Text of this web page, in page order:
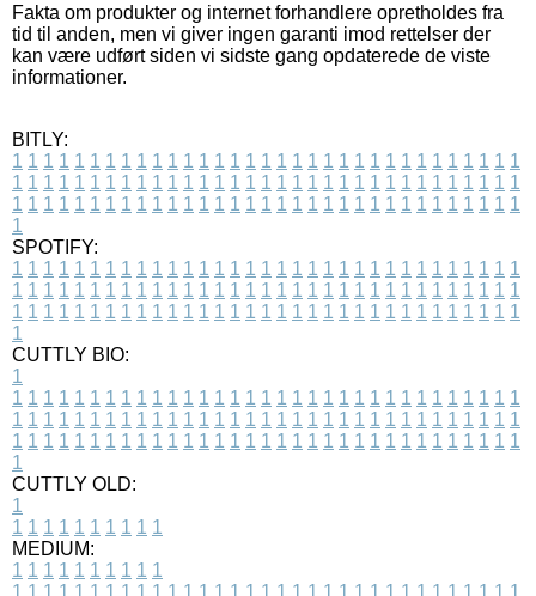
Fakta om produkter og internet forhandlere opretholdes fra
tid til anden, men vi giver ingen garanti imod rettelser der
kan være udført siden vi sidste gang opdaterede de viste
informationer.
BITLY:
1 1 1 1 1 1 1 1 1 1 1 1 1 1 1 1 1 1 1 1 1 1 1 1 1 1 1 1 1 1 1 1 1
1 1 1 1 1 1 1 1 1 1 1 1 1 1 1 1 1 1 1 1 1 1 1 1 1 1 1 1 1 1 1 1 1
1 1 1 1 1 1 1 1 1 1 1 1 1 1 1 1 1 1 1 1 1 1 1 1 1 1 1 1 1 1 1 1 1
1
SPOTIFY:
1 1 1 1 1 1 1 1 1 1 1 1 1 1 1 1 1 1 1 1 1 1 1 1 1 1 1 1 1 1 1 1 1
1 1 1 1 1 1 1 1 1 1 1 1 1 1 1 1 1 1 1 1 1 1 1 1 1 1 1 1 1 1 1 1 1
1 1 1 1 1 1 1 1 1 1 1 1 1 1 1 1 1 1 1 1 1 1 1 1 1 1 1 1 1 1 1 1 1
1
CUTTLY BIO:
1
1 1 1 1 1 1 1 1 1 1 1 1 1 1 1 1 1 1 1 1 1 1 1 1 1 1 1 1 1 1 1 1 1
1 1 1 1 1 1 1 1 1 1 1 1 1 1 1 1 1 1 1 1 1 1 1 1 1 1 1 1 1 1 1 1 1
1 1 1 1 1 1 1 1 1 1 1 1 1 1 1 1 1 1 1 1 1 1 1 1 1 1 1 1 1 1 1 1 1
1
CUTTLY OLD:
1
1 1 1 1 1 1 1 1 1 1
MEDIUM:
1 1 1 1 1 1 1 1 1 1
1 1 1 1 1 1 1 1 1 1 1 1 1 1 1 1 1 1 1 1 1 1 1 1 1 1 1 1 1 1 1 1 1